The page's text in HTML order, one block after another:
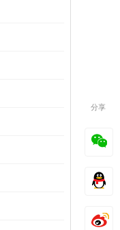
分享